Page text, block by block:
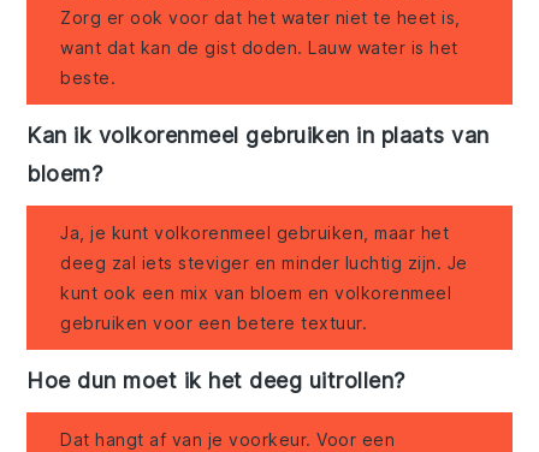
Zorg er ook voor dat het water niet te heet is,
want dat kan de gist doden. Lauw water is het
beste.
Kan ik volkorenmeel gebruiken in plaats van
bloem?
Ja, je kunt volkorenmeel gebruiken, maar het
deeg zal iets steviger en minder luchtig zijn. Je
kunt ook een mix van bloem en volkorenmeel
gebruiken voor een betere textuur.
Hoe dun moet ik het deeg uitrollen?
Dat hangt af van je voorkeur. Voor een